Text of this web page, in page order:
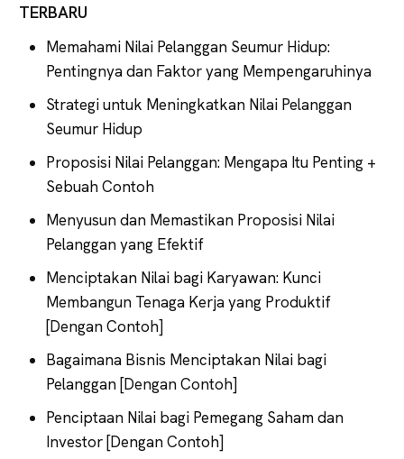
TERBARU
Memahami Nilai Pelanggan Seumur Hidup:
Pentingnya dan Faktor yang Mempengaruhinya
Strategi untuk Meningkatkan Nilai Pelanggan
Seumur Hidup
Proposisi Nilai Pelanggan: Mengapa Itu Penting +
Sebuah Contoh
Menyusun dan Memastikan Proposisi Nilai
Pelanggan yang Efektif
Menciptakan Nilai bagi Karyawan: Kunci
Membangun Tenaga Kerja yang Produktif
[Dengan Contoh]
Bagaimana Bisnis Menciptakan Nilai bagi
Pelanggan [Dengan Contoh]
Penciptaan Nilai bagi Pemegang Saham dan
Investor [Dengan Contoh]